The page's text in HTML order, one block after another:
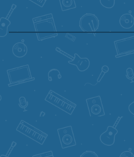
احمد اسلامی
احمد نوریان
ارسی بند
کردموزیک